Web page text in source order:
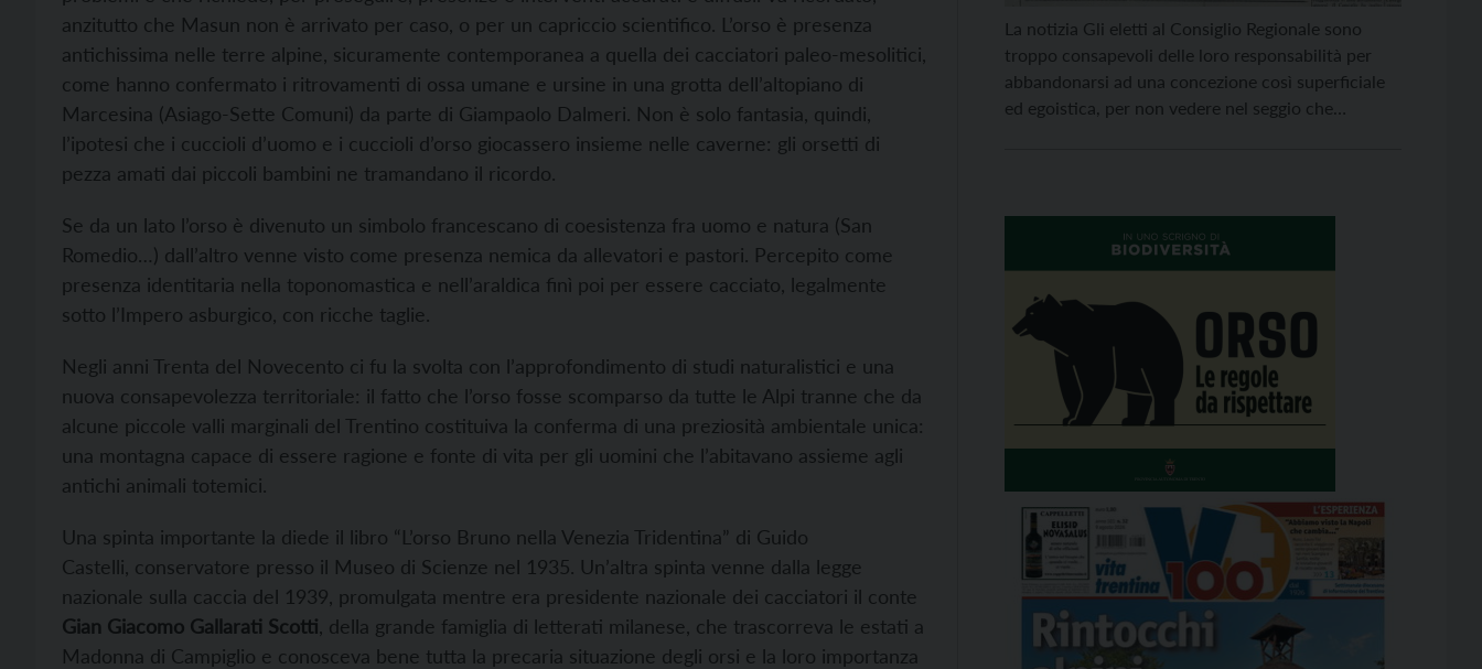
anzitutto che Masun non è arrivato per caso, o per un capriccio scientifico. L’orso è presenza
antichissima nelle terre alpine, sicuramente contemporanea a quella dei cacciatori paleo-mesolitici,
come hanno confermato i ritrovamenti di ossa umane e ursine in una grotta dell’altopiano di
Marcesina (Asiago-Sette Comuni) da parte di Giampaolo Dalmeri. Non è solo fantasia, quindi,
l’ipotesi che i cuccioli d’uomo e i cuccioli d’orso giocassero insieme nelle caverne: gli orsetti di
pezza amati dai piccoli bambini ne tramandano il ricordo.
Se da un lato l’orso è divenuto un simbolo francescano di coesistenza fra uomo e natura (San
Romedio…) dall’altro venne visto come presenza nemica da allevatori e pastori. Percepito come
presenza identitaria nella toponomastica e nell’araldica finì poi per essere cacciato, legalmente
sotto l’Impero asburgico, con ricche taglie.
Negli anni Trenta del Novecento ci fu la svolta con l’approfondimento di studi naturalistici e una
nuova consapevolezza territoriale: il fatto che l’orso fosse scomparso da tutte le Alpi tranne che da
alcune piccole valli marginali del Trentino costituiva la conferma di una preziosità ambientale unica:
una montagna capace di essere ragione e fonte di vita per gli uomini che l’abitavano assieme agli
antichi animali totemici.
Una spinta importante la diede il libro “L’orso Bruno nella Venezia Tridentina” di Guido
Castelli, conservatore presso il Museo di Scienze nel 1935. Un’altra spinta venne dalla legge
nazionale sulla caccia del 1939, promulgata mentre era presidente nazionale dei cacciatori il conte
Gian Giacomo Gallarati Scotti , della grande famiglia di letterati milanese, che trascorreva le estati a
Madonna di Campiglio e conosceva bene tutta la precaria situazione degli orsi e la loro importanza
La notizia Gli eletti al Consiglio Regionale sono
troppo consapevoli delle loro responsabilità per
abbandonarsi ad una concezione così superficiale
ed egoistica, per non vedere nel seggio che
di […]